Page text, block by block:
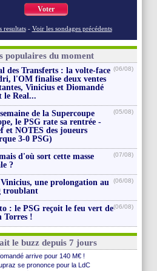
Voter
resultats - Voir les sondages précédents
populaires du moment
des Transferts : la volte-face
l'OM finalise deux ventes
Vinicius et Diomandé
le Real...
(06/08)
de la Supercoupe
le PSG rate sa rentrée -
et NOTES des joueurs
3-0 PSG)
(05/08)
d'où sort cette masse
?
(07/08)
une prolongation au
troublant
(06/08)
: le PSG reçoit le feu vert de
Torres !
(06/08)
le buzz depuis 7 jours
arrive pour 140 M€ !
se prononce pour la LdC